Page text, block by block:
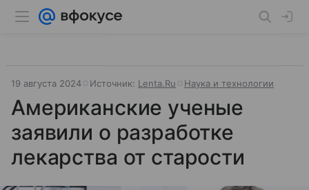
19 августа 2024 Источник: Lenta.Ru Наука и технологии
Американские ученые
заявили о разработке
лекарства от старости